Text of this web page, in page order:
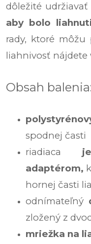
dôležité
aby bolo
rady, ktoré
liahnivosť nájdete
Obsah
spodnej časti
riadiaca
adaptérom,
hornej časti
odnímateľný
zložený z
mriežka na